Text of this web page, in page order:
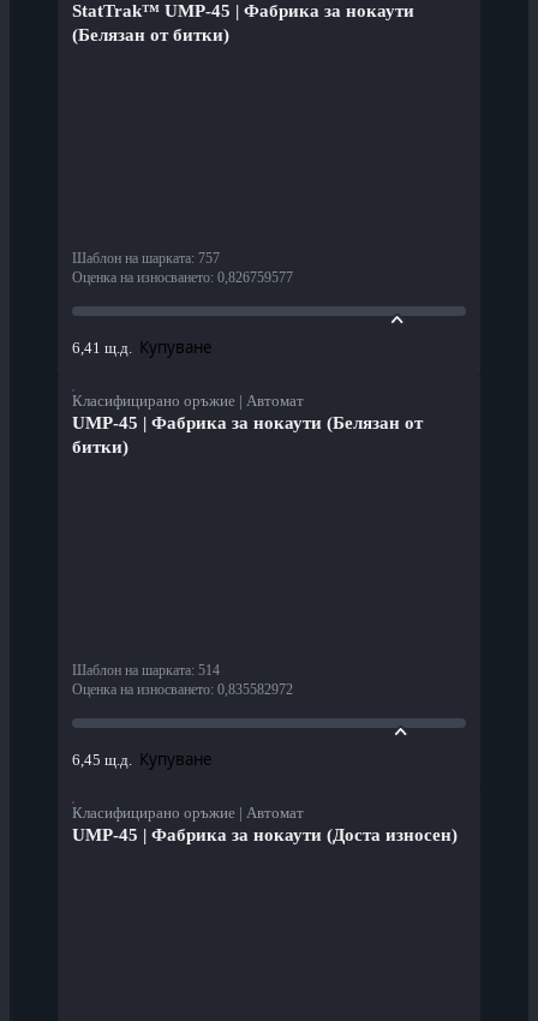
StatTrak™ UMP-45 | Фабрика за нокаути
(Белязан от битки)
Шаблон на шарката: 757
Оценка на износването: 0,826759577
6,41 щ.д. Купуване
Класифицирано оръжие | Автомат
UMP-45 | Фабрика за нокаути (Белязан от
битки)
Шаблон на шарката: 514
Оценка на износването: 0,835582972
6,45 щ.д. Купуване
Класифицирано оръжие | Автомат
UMP-45 | Фабрика за нокаути (Доста износен)